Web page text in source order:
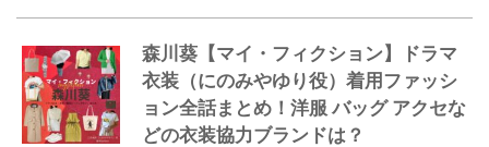
森川葵【マイ・フィクション】ドラマ
衣装（にのみやゆり役）着用ファッシ
ョン全話まとめ！洋服 バッグ アクセな
どの衣装協力ブランドは？